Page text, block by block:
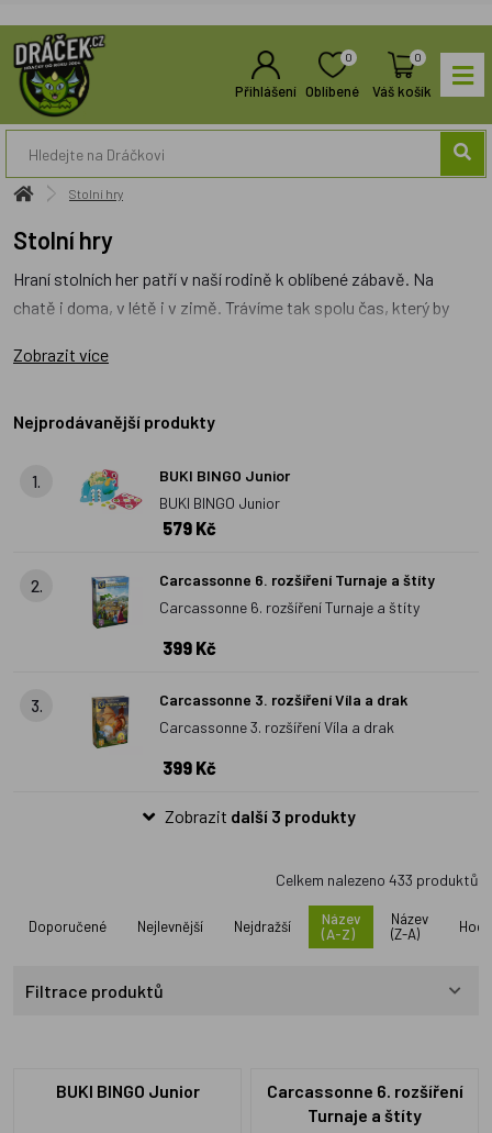
Přihlášení
0
Oblíbené
0
Váš košík
Stolní hry
Stolní hry
Hraní stolních her patří v naší rodině k oblíbené zábavě. Na
chatě i doma, v létě i v zimě. Trávíme tak spolu čas, který by
a není jednoduché vybrat tu nejlepší. Mezi naše oblíbené patří
pohádky do pohádky.Zatímco první rychle ubíhá a hezky cvičí
schopnost se vyrovnat s opakovanými nástrahami
pohádkových bytostí. Za pozornost stojí i hry pro jednoho -
Ukrátí dětem čas při cestování a pořádně
hrynebo Party hry
. Stolní hra patří již od mého dětství k
nezbytným dárkům pod stromeček, bez nové hry si už nedovedu
Vánoce ani představit. Která stolní hra bude letos ozdobou
Zobrazit více
Nejprodávanější produkty
1.
BUKI BINGO Junior
BUKI BINGO Junior
579 Kč
2.
Carcassonne 6. rozšíření Turnaje a štíty
Carcassonne 6. rozšíření Turnaje a štíty
399 Kč
3.
Carcassonne 3. rozšíření Víla a drak
Carcassonne 3. rozšíření Víla a drak
399 Kč
Zobrazit další 3 produkty
Celkem nalezeno 433 produktů
Doporučené Nejlevnější Nejdražší
Název
(A-Z)
Název
(Z-A)
Filtrace produktů
BUKI BINGO Junior
Carcassonne 6. rozšíření
Turnaje a štíty